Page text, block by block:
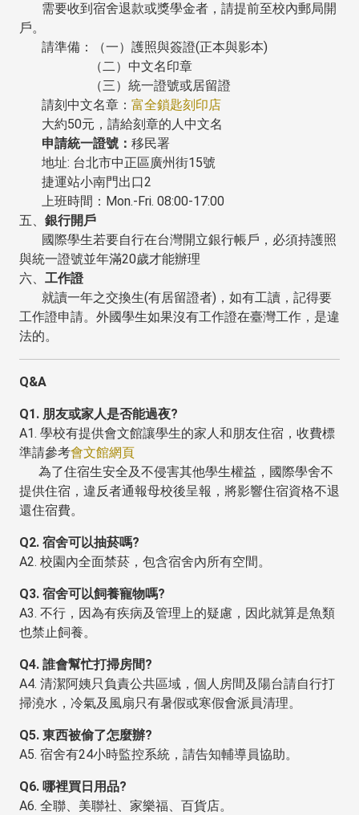
需要收到宿舍退款或獎學金者，請提前至校內郵局開
戶。
請準備：（一）護照與簽證(正本與影本)
（二）中文名印章
（三）統一證號或居留證
請刻中文名章： 富全鎖匙刻印店
大約50元，請給刻章的人中文名
申請統一證號： 移民署
地址: 台北市中正區廣州街15號
捷運站小南門出口2
上班時間：Mon.-Fri. 08:00-17:00
五、 銀行開戶
國際學生若要自行在台灣開立銀行帳戶，必須持護照
與統一證號並年滿20歲才能辦理
六、 工作證
就讀一年之交換生(有居留證者)，如有工讀，記得要
工作證申請。外國學生如果沒有工作證在臺灣工作，是違
法的。
Q&A
Q1. 朋友或家人是否能過夜?
A1. 學校有提供會文館讓學生的家人和朋友住宿，收費標
準請參考會文館網頁
為了住宿生安全及不侵害其他學生權益，國際學舍不
提供住宿，違反者通報母校後呈報，將影響住宿資格不退
還住宿費。
Q2. 宿舍可以抽菸嗎?
A2. 校園內全面禁菸，包含宿舍內所有空間。
Q3. 宿舍可以飼養寵物嗎?
A3. 不行，因為有疾病及管理上的疑慮，因此就算是魚類
也禁止飼養。
Q4. 誰會幫忙打掃房間?
A4. 清潔阿姨只負責公共區域，個人房間及陽台請自行打
掃澆水，冷氣及風扇只有暑假或寒假會派員清理。
Q5. 東西被偷了怎麼辦?
A5. 宿舍有24小時監控系統，請告知輔導員協助。
Q6. 哪裡買日用品?
A6. 全聯、美聯社、家樂福、百貨店。